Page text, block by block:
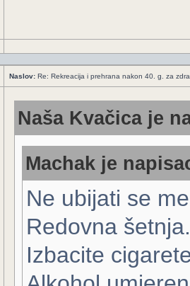
Naslov: Re: Rekreacija i prehrana nakon 40. g. za
Naša Kvačica je
Machak je
Ne ubijati se
Redovna šetnja.
Izbacite